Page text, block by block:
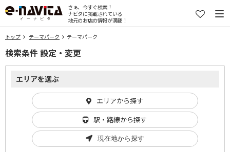
さぁ、今すぐ検索！
ナビタに掲載されている
地元のお店の情報が満載！
トップ テーマパーク テーマパーク
検索条件 設定・変更
エリアを選ぶ
エリアから探す
駅・路線から探す
現在地から探す